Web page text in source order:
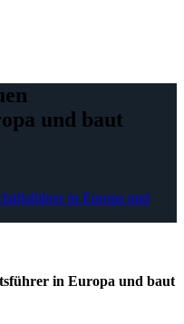
und baut
in Europa und
in Europa und baut